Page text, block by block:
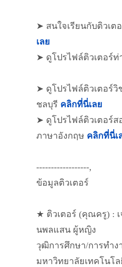
➤ สนใจเรียนกับติวเต
เลย
➤ ดูโปรไฟล์ติวเตอร์ท่
➤ ดูโปรไฟล์ติวเตอร์วิ
ชลบุรี คลิกที่นี่เลย
➤ ดูโปรไฟล์ติวเตอร์
ภาษาอังกฤษ คลิกที่นี่เ
------------------,
ข้อมูลติวเตอร์
★ ติวเตอร์ (คุณครู) : เ
นพลแสน ผู้หญิง
วุฒิการศึกษา/การทำง
มหาวิทยาลัยเทคโนโ